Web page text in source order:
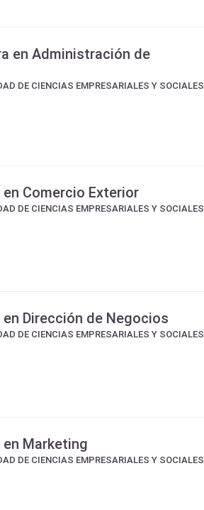
en Administración de
DE CIENCIAS EMPRESARIALES Y SOCIALES
Comercio Exterior
DE CIENCIAS EMPRESARIALES Y SOCIALES
Dirección de Negocios
DE CIENCIAS EMPRESARIALES Y SOCIALES
Marketing
DE CIENCIAS EMPRESARIALES Y SOCIALES